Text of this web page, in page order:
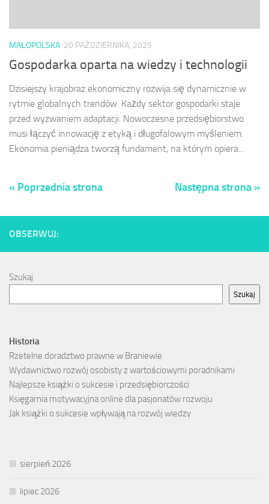
MAŁOPOLSKA 20 PAŹDZIERNIKA, 2025
Gospodarka oparta na wiedzy i technologii
Dzisiejszy krajobraz ekonomiczny rozwija się dynamicznie w
rytmie globalnych trendów. Każdy sektor gospodarki staje
przed wyzwaniem adaptacji. Nowoczesne przedsiębiorstwo
musi łączyć innowację z etyką i długofalowym myśleniem.
Ekonomia pieniądza tworzą fundament, na którym opiera...
« Poprzednia strona Następna strona »
OBSERWUJ:
Szukaj
Szukaj
Historia
Rzetelne doradztwo prawne w Braniewie
Wydawnictwo rozwój osobisty z wartościowymi poradnikami
Najlepsze książki o sukcesie i przedsiębiorczości
Księgarnia motywacyjna online dla pasjonatów rozwoju
Jak książki o sukcesie wpływają na rozwój wiedzy
sierpień 2026
lipiec 2026